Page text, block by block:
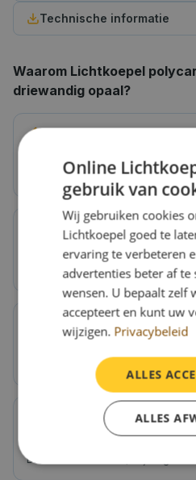
Technische informatie
Waarom Lichtkoepel
driewandig opaal?
U-waarde ~2,0 W/m²K, bespaart
Hagelbestendig
Polycarbonaat is 250x sterker dan
Ideaal voor keuken, woonkamer,
OnlineLichtkoepel.nl
Direct van de fabriek, 10 jaar garantie
Online
gebruik van
Wij gebruiken cookies
Lichtkoepel goed te
ervaring te verbeteren
advertenties beter af
wensen. U bepaalt zelf
accepteert en kunt uw
wijzigen. Privacybeleid
ALLES
ALLES